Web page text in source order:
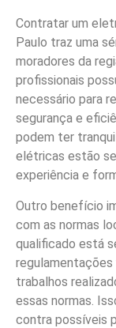
Contratar um
Paulo traz uma
moradores da
profissionais
necessário para
segurança e
podem ter
elétricas estão
experiência e
Outro benefício
com as normas
qualificado está
trabalhos
essas normas.
contra possíveis